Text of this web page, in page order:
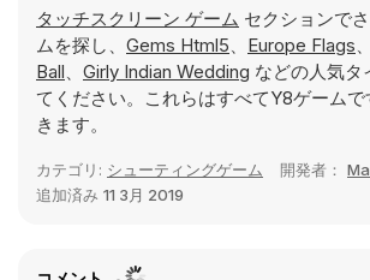
タッチスクリーン ゲーム セクションで
ムを探し、 Gems Html5、 Europe Flags、
Ball、 Girly Indian Wedding などの人気タ
てください。これらはすべてY8ゲーム
きます。
カテゴリ: シューティングゲーム 開発者：
追加済み 11 3月 2019